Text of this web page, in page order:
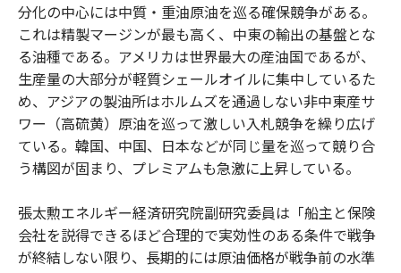
分化の中心には中質・重油原油を巡る確保競争がある。
これは精製マージンが最も高く、中東の輸出の基盤とな
る油種である。アメリカは世界最大の産油国であるが、
生産量の大部分が軽質シェールオイルに集中しているた
め、アジアの製油所はホルムズを通過しない非中東産サ
ワー（高硫黄）原油を巡って激しい入札競争を繰り広げ
ている。韓国、中国、日本などが同じ量を巡って競り合
う構図が固まり、プレミアムも急激に上昇している。
張太勲エネルギー経済研究院副研究委員は「船主と保険
会社を説得できるほど合理的で実効性のある条件で戦争
が終結しない限り、長期的には原油価格が戦争前の水準